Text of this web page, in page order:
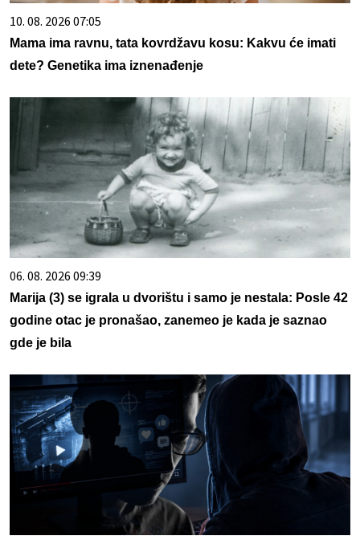
10. 08. 2026 07:05
Mama ima ravnu, tata kovrdžavu kosu: Kakvu će imati
dete? Genetika ima iznenađenje
06. 08. 2026 09:39
Marija (3) se igrala u dvorištu i samo je nestala: Posle 42
godine otac je pronašao, zanemeo je kada je saznao
gde je bila